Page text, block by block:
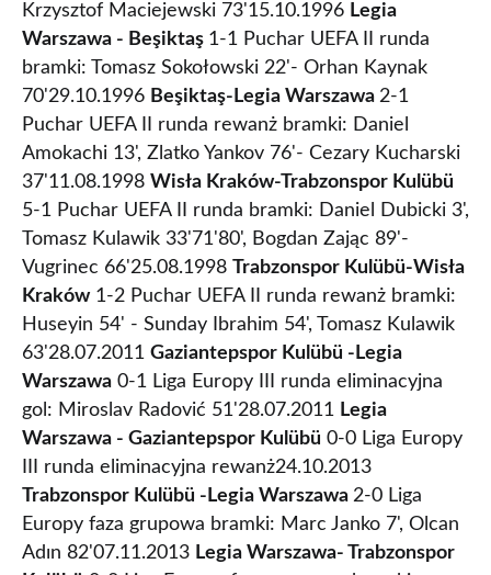
Krzysztof Maciejewski 73'15.10.1996 Legia
Warszawa - Beşiktaş 1-1 Puchar UEFA II runda
bramki: Tomasz Sokołowski 22'- Orhan Kaynak
70'29.10.1996 Beşiktaş-Legia Warszawa 2-1
Puchar UEFA II runda rewanż bramki: Daniel
Amokachi 13', Zlatko Yankov 76'- Cezary Kucharski
37'11.08.1998 Wisła Kraków-Trabzonspor Kulübü
5-1 Puchar UEFA II runda bramki: Daniel Dubicki 3',
Tomasz Kulawik 33'71'80', Bogdan Zając 89'-
Vugrinec 66'25.08.1998 Trabzonspor Kulübü-Wisła
Kraków1-2 Puchar UEFA II runda rewanż bramki:
Huseyin 54' - Sunday Ibrahim 54', Tomasz Kulawik
63'28.07.2011 Gaziantepspor Kulübü -Legia
Warszawa 0-1 Liga Europy III runda eliminacyjna
gol: Miroslav Radović 51'28.07.2011 Legia
Warszawa - Gaziantepspor Kulübü 0-0 Liga Europy
III runda eliminacyjna rewanż24.10.2013
Trabzonspor Kulübü -Legia Warszawa 2-0 Liga
Europy faza grupowa bramki: Marc Janko 7', Olcan
Adın 82'07.11.2013 Legia Warszawa- Trabzonspor